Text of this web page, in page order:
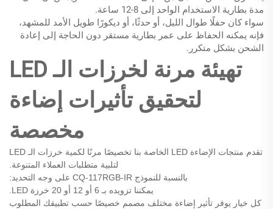
مدة بطارية الاستخدام الواحد إلى 8-12 ساعة.
سواء كان حفلًا طوال الليل، أو حدثًا، أو ديكورًا طويل الأمد للمشهد،
فإنه يمكنه الحفاظ على عمر بطارية مستقر دون الحاجة إلى إعادة
الشحن بشكل متكرر.
تهيئة مرنة لخرزات الـ LED
لتحقيق تأثيرات إضاءة
مخصصة
تقدم منتجات الإضاءة LED الخاصة بنا تخصيصًا مرنًا لكمية خرزات الـ LED
لتلبية متطلبات العملاء المتنوعة.
بالنسبة للنموذج CQ-117RGB-IR على وجه التحديد:
يمكننا تزويده بـ 6 أو 12 أو 20 خرزة LED.
كل خيار يوفر تأثير إضاءة مختلف مصمم خصيصًا حسب تطبيقك المطلوب